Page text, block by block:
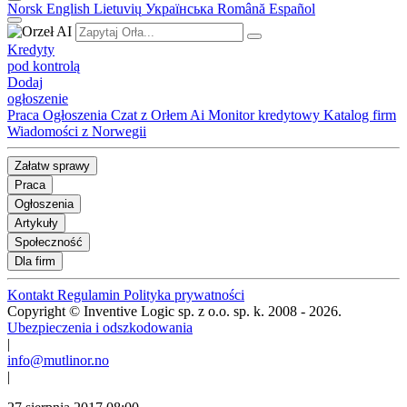
Norsk English Lietuvių Українська Română Español
Kredyty
pod kontrolą
Dodaj
ogłoszenie
Praca Ogłoszenia Czat z Orłem Ai Monitor kredytowy Katalog firm
Wiadomości z Norwegii
Załatw sprawy
Praca
Ogłoszenia
Artykuły
Społeczność
Dla firm
Kontakt Regulamin Polityka prywatności
Copyright © Inventive Logic sp. z o.o. sp. k. 2008 - 2026.
Ubezpieczenia i odszkodowania
|
info@mutlinor.no
|